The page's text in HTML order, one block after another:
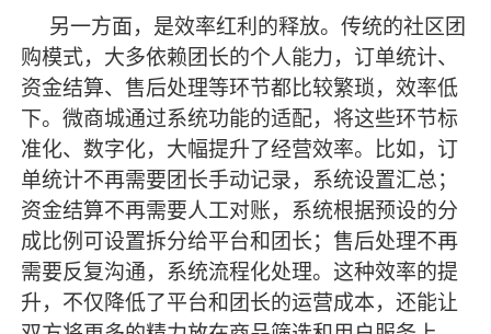
另一方面，是效率红利的释放。传统的社区团
购模式，大多依赖团长的个人能力，订单统计、
资金结算、售后处理等环节都比较繁琐，效率低
下。微商城通过系统功能的适配，将这些环节标
准化、数字化，大幅提升了经营效率。比如，订
单统计不再需要团长手动记录，系统设置汇总；
资金结算不再需要人工对账，系统根据预设的分
成比例 可设置拆分给平台和团长；售后处理不再
需要反复沟通，系统流程化处理。这种效率的提
升，不仅降低了平台和团长的运营成本，还能让